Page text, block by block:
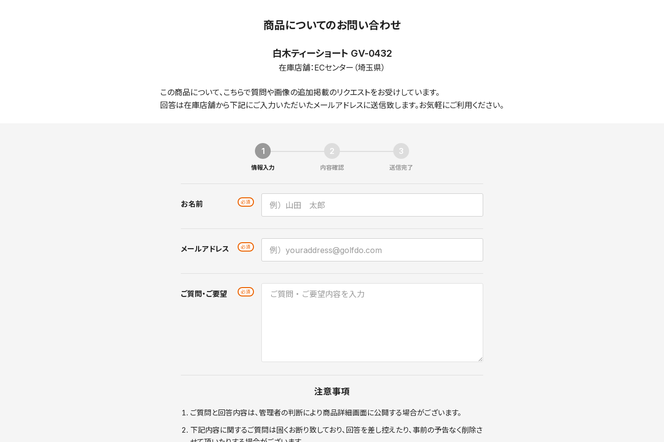
商品についてのお問い合わせ
白木ティーショート GV-0432
在庫店舗：ECセンター（埼玉県）
この商品について、こちらで質問や画像の追加掲載のリクエストをお受けしています。
回答は在庫店舗から下記にご入力いただいたメールアドレスに送信致します。お気軽にご利用ください。
情報入力 内容確認 送信完了
お名前
メールアドレス
ご質問・ご要望
注意事項
ご質問と回答内容は、管理者の判断により商品詳細画面に公開する場合がございます。
下記内容に関するご質問は固くお断り致しており、回答を差し控えたり、事前の予告なく削除さ